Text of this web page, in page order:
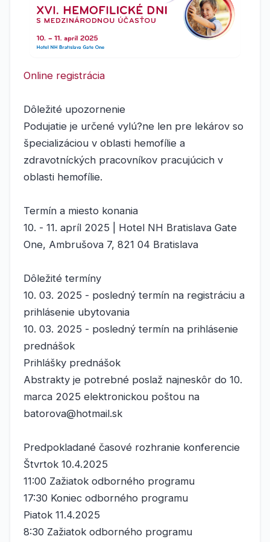
Online registrácia
Dôležité upozornenie
Podujatie je určené vylú?ne len pre lekárov so
špecializáciou v oblasti hemofílie a
zdravotníckých pracovníkov pracujúcich v
oblasti hemofílie.
Termín a miesto konania
10. - 11. apríl 2025 | Hotel NH Bratislava Gate
One, Ambrušova 7, 821 04 Bratislava
Dôležité termíny
10. 03. 2025 - posledný termín na registráciu a
prihlásenie ubytovania
10. 03. 2025 - posledný termín na prihlásenie
prednášok
Prihlášky prednášok
Abstrakty je potrebné poslaž najneskôr do 10.
marca 2025 elektronickou poštou na
batorova@hotmail.sk
Predpokladané časové rozhranie konferencie
Štvrtok 10.4.2025
11:00 Zažiatok odborného programu
17:30 Koniec odborného programu
Piatok 11.4.2025
8:30 Zažiatok odborného programu